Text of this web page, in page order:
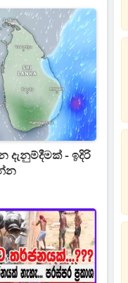
දැනුම්දීමක් - ඉදිරි